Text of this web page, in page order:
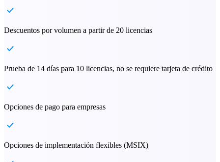
Descuentos por volumen a partir de 20 licencias
Prueba de 14 días para 10 licencias, no se requiere tarjeta de crédito
Opciones de pago para empresas
Opciones de implementación flexibles (MSIX)